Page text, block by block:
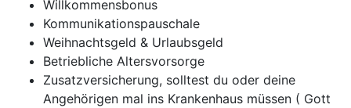
Willkommensbonus
Kommunikationspauschale
Weihnachtsgeld & Urlaubsgeld
Betriebliche Altersvorsorge
Zusatzversicherung, solltest du oder deine
Angehörigen mal ins Krankenhaus müssen ( Gott